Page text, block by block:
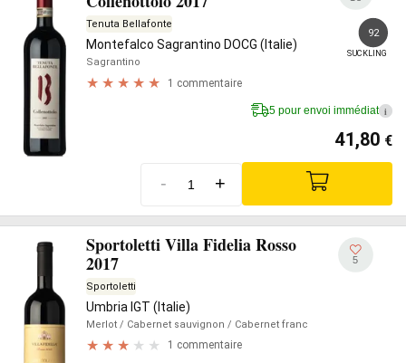
Tenuta Bellafonte
Montefalco Sagrantino DOCG (Italie)
Sagrantino
1 commentaire
92
SUCKLING
5 pour envoi immédiat i
41,80 €
- +
Sportoletti Villa Fidelia Rosso
2017
Sportoletti
Umbria IGT (Italie)
Merlot / Cabernet sauvignon / Cabernet franc
1 commentaire
5